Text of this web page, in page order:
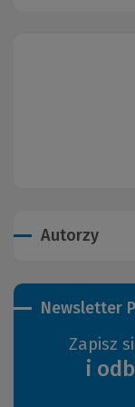
Autorzy
Newsletter
Zapisz
i